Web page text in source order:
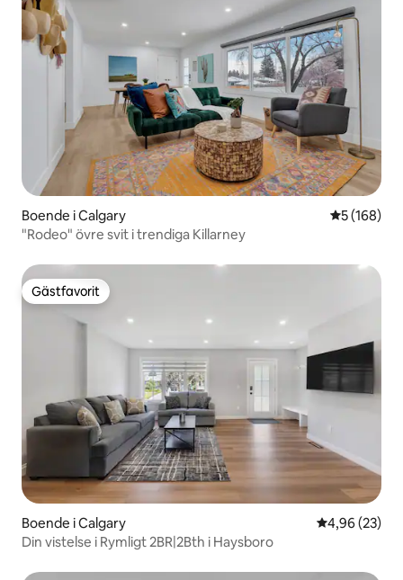
Boende i Calgary 5 av 5 i
5 (168)
"Rodeo" övre svit i trendiga Killarney
Gästfavorit
Gästfavorit
Boende i Calgary 4,96 av 5 i
4,96 (23)
Din vistelse i Rymligt 2BR|2Bth i Haysboro